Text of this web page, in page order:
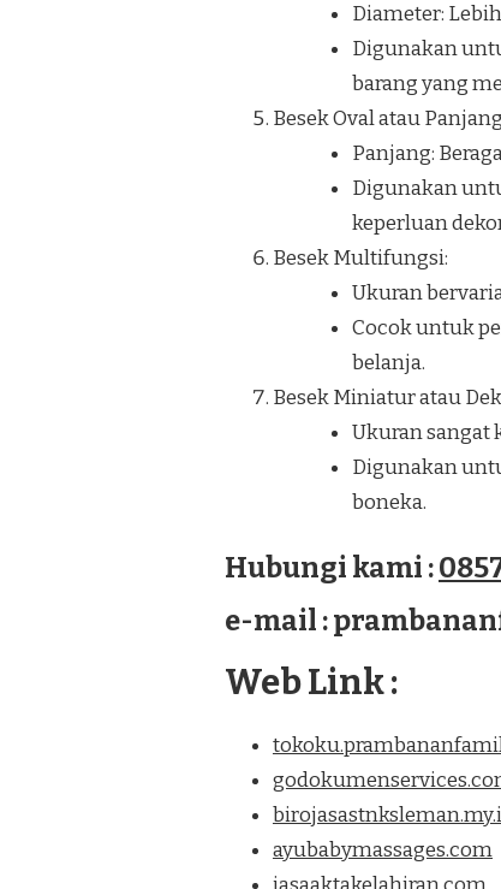
Diameter:
Digunakan
barang yang
Besek Oval atau
Panjang:
Digunakan
keperluan
Besek Multifungsi:
Ukuran
Cocok untuk
belanja.
Besek Miniatur atau
Ukuran sangat
Digunakan
boneka.
Hubungi kami :
e-mail :
Web Link :
ayubabymassages.com